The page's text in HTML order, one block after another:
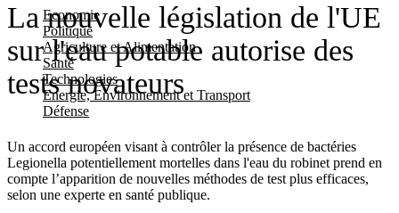
Economie
Politique
Agriculture et Alimentation
Santé
Technologies
Energie, Environnement et Transport
Défense
La nouvelle législation de l'UE
sur l'eau potable autorise des
tests novateurs
Un accord européen visant à contrôler la présence de bactéries
Legionella potentiellement mortelles dans l'eau du robinet prend en
compte l’apparition de nouvelles méthodes de test plus efficaces,
selon une experte en santé publique.